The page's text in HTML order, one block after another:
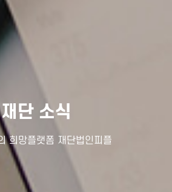
재단 소식
희망플랫폼 재단법인피플